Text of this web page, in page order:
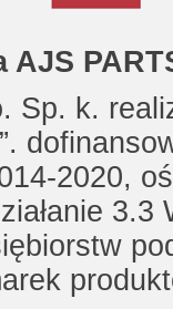
AJS
Sp. k.
2020,